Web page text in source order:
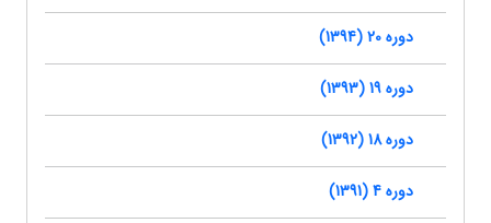
دوره 20 (1394)
دوره 19 (1393)
دوره 18 (1392)
دوره 4 (1391)